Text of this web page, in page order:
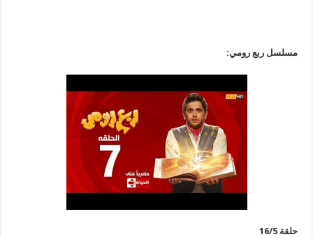
مسلسل ربع رومي:
حلقة 16/5